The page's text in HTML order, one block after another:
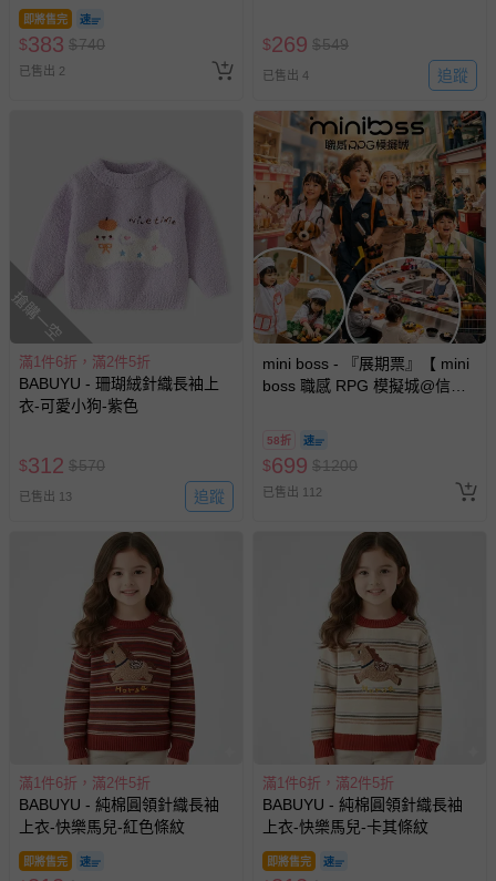
即將售完
$383 $740
已售出 2
$269 $549
已售出 4 追蹤
搶購一空
滿1件6折，滿2件5折
BABUYU - 珊瑚絨針織長袖上
衣-可愛小狗-紫色
$312 $570
已售出 13 追蹤
mini boss - 『展期票』【 mini
boss 職感 RPG 模擬城@信義
期作廢) (兒童票(2歲以上)贈一
名陪伴成人)
58折
$699 $1200
已售出 112
滿1件6折，滿2件5折
BABUYU - 純棉圓領針織長袖
上衣-快樂馬兒-紅色條紋
即將售完
滿1件6折，滿2件5折
BABUYU - 純棉圓領針織長袖
上衣-快樂馬兒-卡其條紋
即將售完